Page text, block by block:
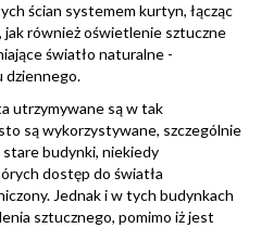
ścian systemem kurtyn, łącząc
również oświetlenie sztuczne
światło naturalne -
dziennego.
utrzymywane są w tak
są wykorzystywane, szczególnie
budynki, niekiedy
dostęp do światła
Jednak i w tych budynkach
sztucznego, pomimo iż jest